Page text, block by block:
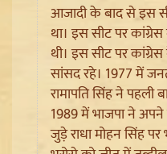
आजादी के बाद से इस
था। इस सीट पर कांग्रेस
थी। इस सीट पर कांग्रेस
सांसद रहे। 1977 में
रामापति सिंह ने पहली
1989 में भाजपा ने
जुड़े राधा मोहन सिंह